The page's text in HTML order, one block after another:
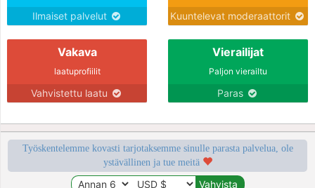
Ilmaiset palvelut Kuuntelevat moderaattorit
Vakava
laatuprofiilit
Vahvistettu laatu
Vierailijat
Paljon vierailtu
Paras
Työskentelemme kovasti tarjotaksemme sinulle parasta palvelua, ole
ystävällinen ja tue meitä